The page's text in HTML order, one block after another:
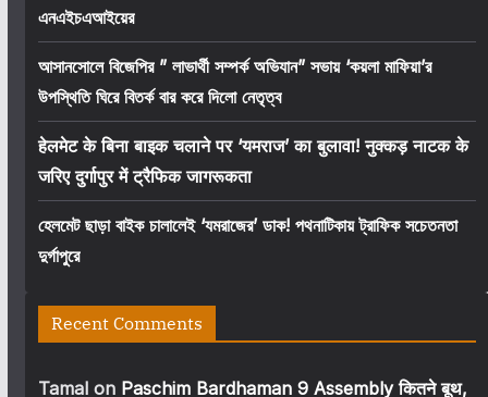
এনএইচএআইয়ের
আসানসোলে বিজেপির ” লাভার্থী সম্পর্ক অভিযান” সভায় ‘কয়লা মাফিয়া’র
উপস্থিতি ঘিরে বিতর্ক বার করে দিলো নেতৃত্ব
हेलमेट के बिना बाइक चलाने पर ‘यमराज’ का बुलावा! नुक्कड़ नाटक के
जरिए दुर्गापुर में ट्रैफिक जागरूकता
হেলমেট ছাড়া বাইক চালালেই ‘যমরাজের’ ডাক! পথনাটিকায় ট্রাফিক সচেতনতা
দুর্গাপুরে
Recent Comments
Tamalon Paschim Bardhaman 9 Assembly कितने बूथ,